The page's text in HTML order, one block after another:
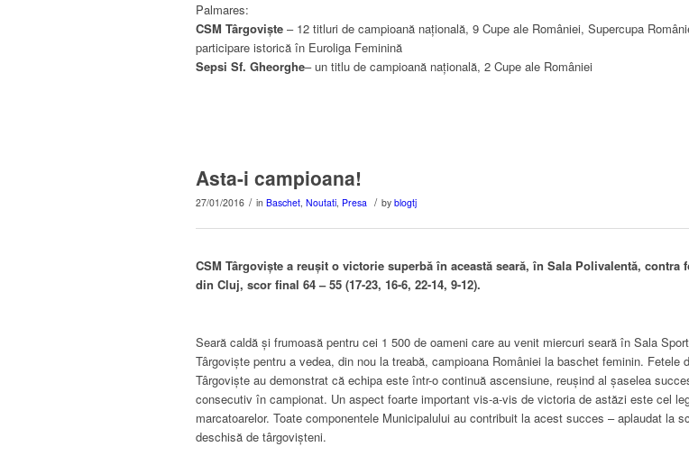
Palmares:
CSM Târgoviște – 12 titluri de campioană națională, 9 Cupe ale României, Supercupa
participare istorică în Euroliga Feminină
Sepsi Sf. Gheorghe– un titlu de campioană națională, 2 Cupe ale României
Asta-i campioana!
27/01/2016 / in Baschet, Noutati, Presa / by blogtj
CSM Târgoviște a reușit o victorie superbă în această seară, în Sala Polivalentă, contra
din Cluj, scor final 64 – 55 (17-23, 16-6, 22-14, 9-12).
Seară caldă și frumoasă pentru cei 1 500 de oameni care au venit miercuri seară în Sala
Târgoviște pentru a vedea, din nou la treabă, campioana României la baschet feminin. Fetele
Târgoviște au demonstrat că echipa este într-o continuă ascensiune, reușind al șaselea
consecutiv în campionat. Un aspect foarte important vis-a-vis de victoria de astăzi este cel
marcatoarelor. Toate componentele Municipalului au contribuit la acest succes – aplaudat la
deschisă de târgovișteni.